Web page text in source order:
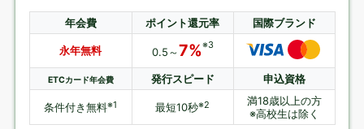
年会費 ポイント還元率 国際ブランド
永年無料 0.5～7%※3
ETCカード年会費 発行スピード 申込資格
条件付き無料※1 最短10秒※2
満18歳以上の方
※高校生は除く